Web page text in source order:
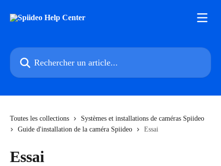
Rechercher un article...
Toutes les collections
Systèmes et installations de caméras Spiideo
Guide d'installation de la caméra Spiideo
Essai
Essai